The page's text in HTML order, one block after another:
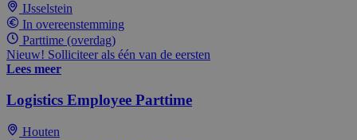
IJsselstein
In overeenstemming
Parttime (overdag)
Nieuw! Solliciteer als één van de eersten
Lees meer
Logistics Employee Parttime
Houten